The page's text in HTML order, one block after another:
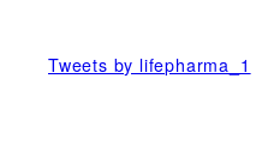
Tweets by lifepharma_1